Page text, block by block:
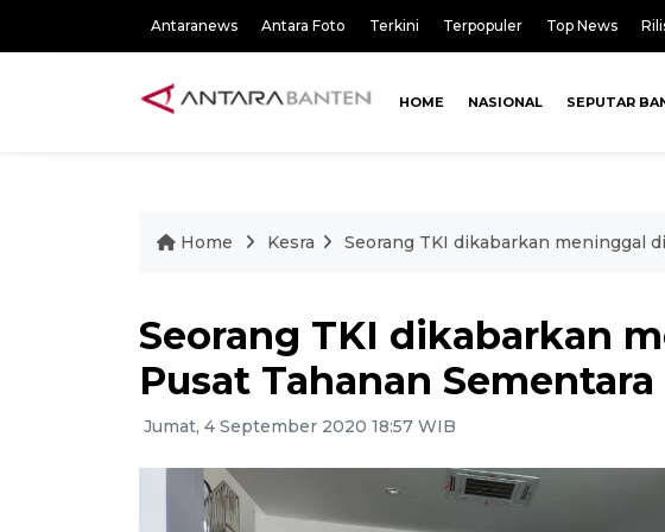
Antaranews Antara Foto Terkini Terpopuler Top News
HOME NASIONAL SEPUTAR
Home Kesra Seorang TKI dikabarkan meninggal
Seorang TKI dikabarkan
Pusat Tahanan
Jumat, 4 September 2020 18:57 WIB